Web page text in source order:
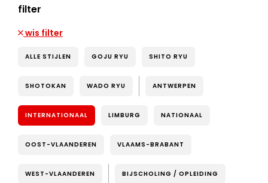
filter
wis filter
ALLE STIJLEN GOJU RYU SHITO RYU
SHOTOKAN WADO RYU ANTWERPEN
INTERNATIONAAL LIMBURG NATIONAAL
OOST-VLAANDEREN VLAAMS-BRABANT
WEST-VLAANDEREN BIJSCHOLING / OPLEIDING